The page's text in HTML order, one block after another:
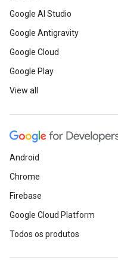
Google AI Studio
Google Antigravity
Google Cloud
Google Play
View all
Android
Chrome
Firebase
Google Cloud Platform
Todos os produtos